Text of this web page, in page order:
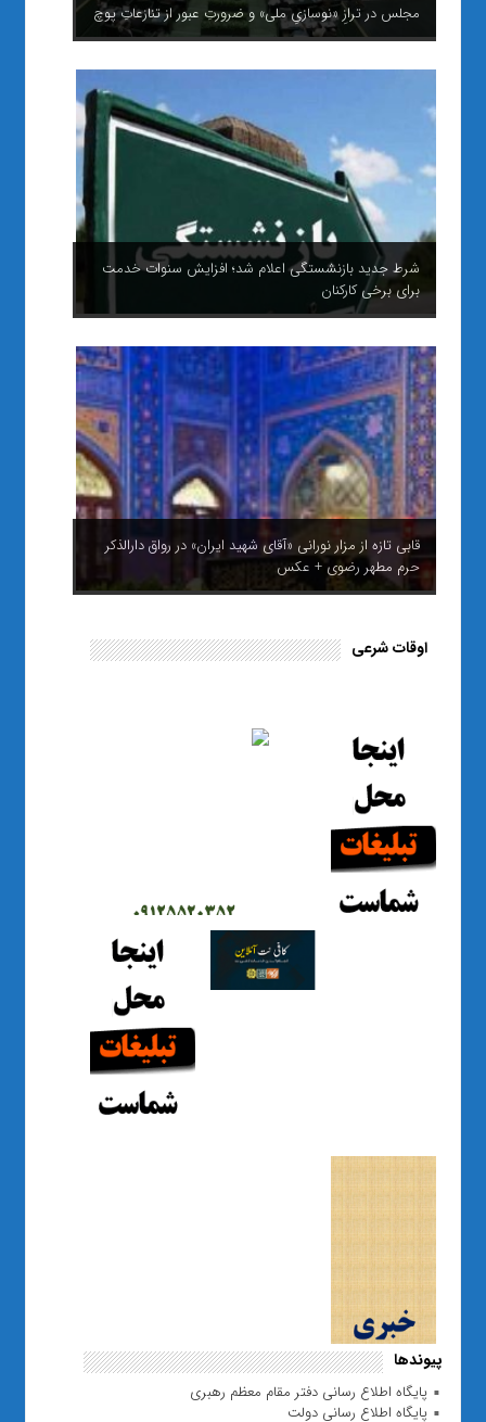
مجلس در ترازِ «نوسازیِ ملی» و ضرورتِ عبور از تنازعاتِ پوچ
شرط جدید بازنشستگی اعلام شد؛ افزایش سنوات خدمت
برای برخی کارکنان
قابی تازه از مزار نورانی «آقای شهید ایران» در رواق دارالذکر
حرم مطهر رضوی + عکس
اوقات شرعی
پیوندها
پایگاه اطلاع رسانی دفتر مقام معظم رهبری
پایگاه اطلاع رسانی دولت